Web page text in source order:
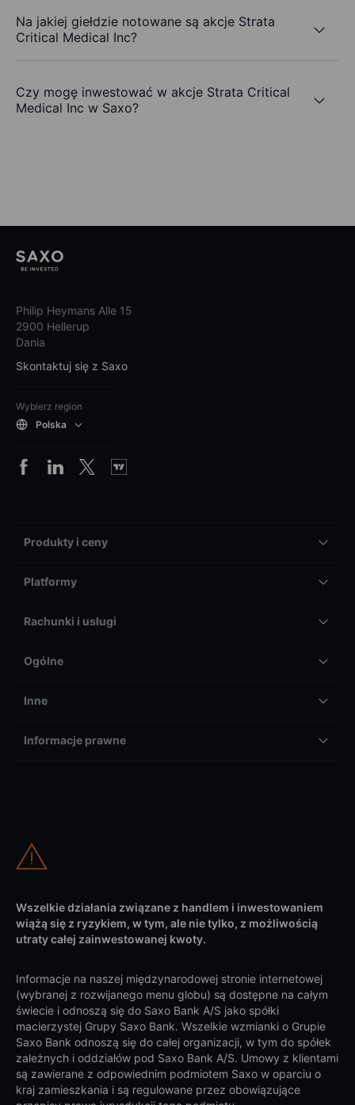
Na jakiej giełdzie notowane są akcje Strata
Critical Medical Inc?
Czy mogę inwestować w akcje Strata Critical
Medical Inc w Saxo?
Philip Heymans Alle 15
2900 Hellerup
Dania
Skontaktuj się z Saxo
Wybierz region
Polska
Produkty i ceny
Platformy
Rachunki i usługi
Ogólne
Inne
Informacje prawne
Wszelkie działania związane z handlem i inwestowaniem
wiążą się z ryzykiem, w tym, ale nie tylko, z możliwością
utraty całej zainwestowanej kwoty.
Informacje na naszej międzynarodowej stronie internetowej
(wybranej z rozwijanego menu globu) są dostępne na całym
świecie i odnoszą się do Saxo Bank A/S jako spółki
macierzystej Grupy Saxo Bank. Wszelkie wzmianki o Grupie
Saxo Bank odnoszą się do całej organizacji, w tym do spółek
zależnych i oddziałów pod Saxo Bank A/S. Umowy z klientami
są zawierane z odpowiednim podmiotem Saxo w oparciu o
kraj zamieszkania i są regulowane przez obowiązujące